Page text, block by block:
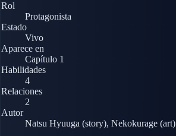
Rol
Protagonista
Estado
Vivo
Aparece en
Capítulo 1
Habilidades
4
Relaciones
2
Autor
Natsu Hyuuga (story), Nekokurage (art)